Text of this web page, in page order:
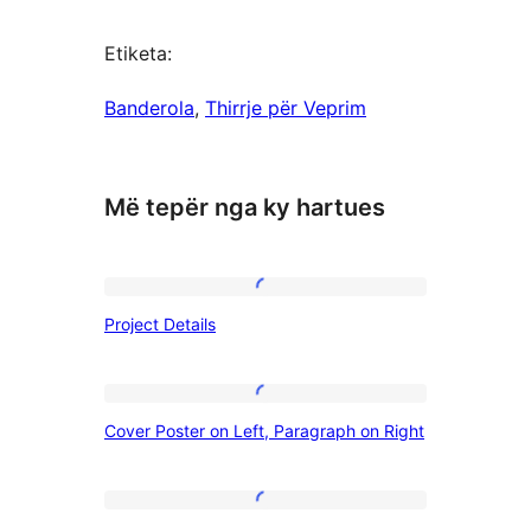
Etiketa:
Banderola, Thirrje për Veprim
Më tepër nga ky hartues
Project Details
Poster
Cover Poster on Left, Paragraph on Right